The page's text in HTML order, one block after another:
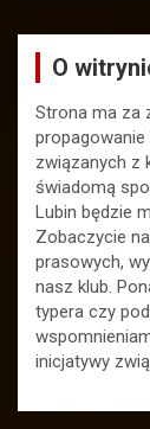
O
Strona ma za
związanych z
świadomą
Lubin będzie
Zobaczycie
prasowych,
nasz klub.
typera czy
inicjatywy